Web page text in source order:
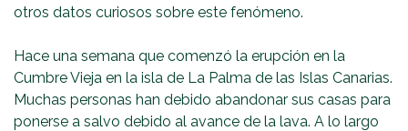
otros datos curiosos sobre este fenómeno.
Hace una semana que comenzó la erupción en la
Cumbre Vieja en la isla de La Palma de las Islas Canarias.
Muchas personas han debido abandonar sus casas para
ponerse a salvo debido al avance de la lava. A lo largo